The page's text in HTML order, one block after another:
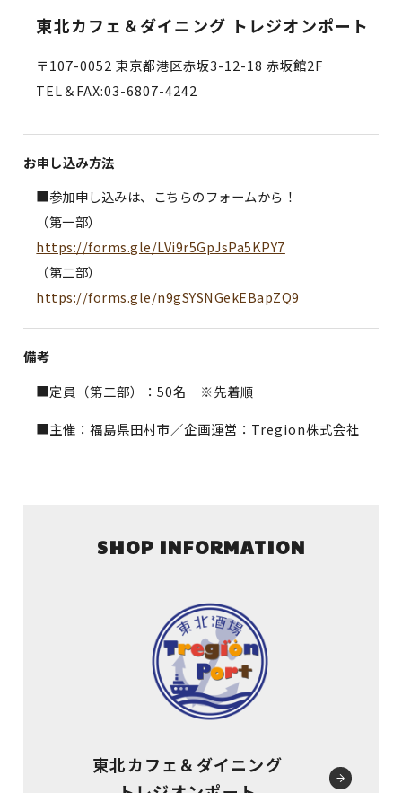
東北カフェ＆ダイニング トレジオンポート
〒107-0052 東京都港区赤坂3-12-18 赤坂館2F
TEL＆FAX:03-6807-4242
お申し込み方法
■参加申し込みは、こちらのフォームから！
（第一部）
https://forms.gle/LVi9r5GpJsPa5KPY7
（第二部）
https://forms.gle/n9gSYSNGekEBapZQ9
備考
■定員（第二部）：50名 ※先着順
■主催：福島県田村市／企画運営：Tregion株式会社
SHOP INFORMATION
東北カフェ＆ダイニング